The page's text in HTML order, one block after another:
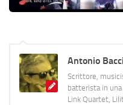
Antonio
Scrittore,
batterista in
Link Quartet,